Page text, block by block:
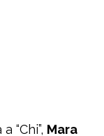
“Chi”, Mara